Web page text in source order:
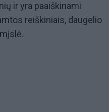
ir yra paaiškinami
reiškiniais, daugelio